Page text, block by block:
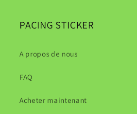
PACING STICKER
A propos de nous
FAQ
Acheter maintenant